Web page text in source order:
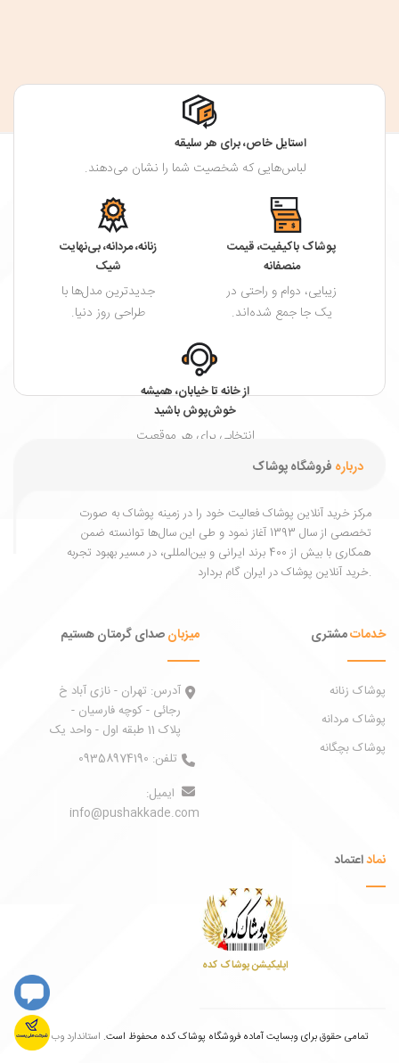
استایل خاص، برای هر سلیقه
لباس‌هایی که شخصیت شما را نشان می‌دهند.
پوشاک باکیفیت، قیمت
منصفانه
زیبایی، دوام و راحتی در
یک جا جمع شده‌اند.
زنانه، مردانه، بی‌نهایت
شیک
جدیدترین مدل‌ها با
طراحی روز دنیا.
از خانه تا خیابان، همیشه
خوش‌پوش باشید
انتخابی برای هر موقعیت
درباره فروشگاه پوشاک
مرکز خرید آنلاین پوشاک فعالیت خود را در زمینه پوشاک به ‌صورت
تخصصی از سال 1393 آغاز نمود و طی این سال‌ها توانسته ضمن
همکاری با بیش از 400 برند ایرانی و بین‌المللی، در مسیر بهبود تجربه
خرید آنلاین پوشاک در ایران گام بردارد.
خدماتمشتری
پوشاک زنانه
پوشاک مردانه
پوشاک بچگانه
میزبانصدای گرمتان هستیم
آدرس: تهران - نازی آباد خ
رجائی - کوچه فارسیان -
پلاک 11 طبقه اول - واحد یک
تلفن: 09358974190
ایمیل:
info@pushakkade.com
نماداعتماد
اپلیکیشن پوشاک کده
تمامی حقوق برای وبسایت آماده فروشگاه پوشاک کده محفوظ است. استاندارد وب ابران